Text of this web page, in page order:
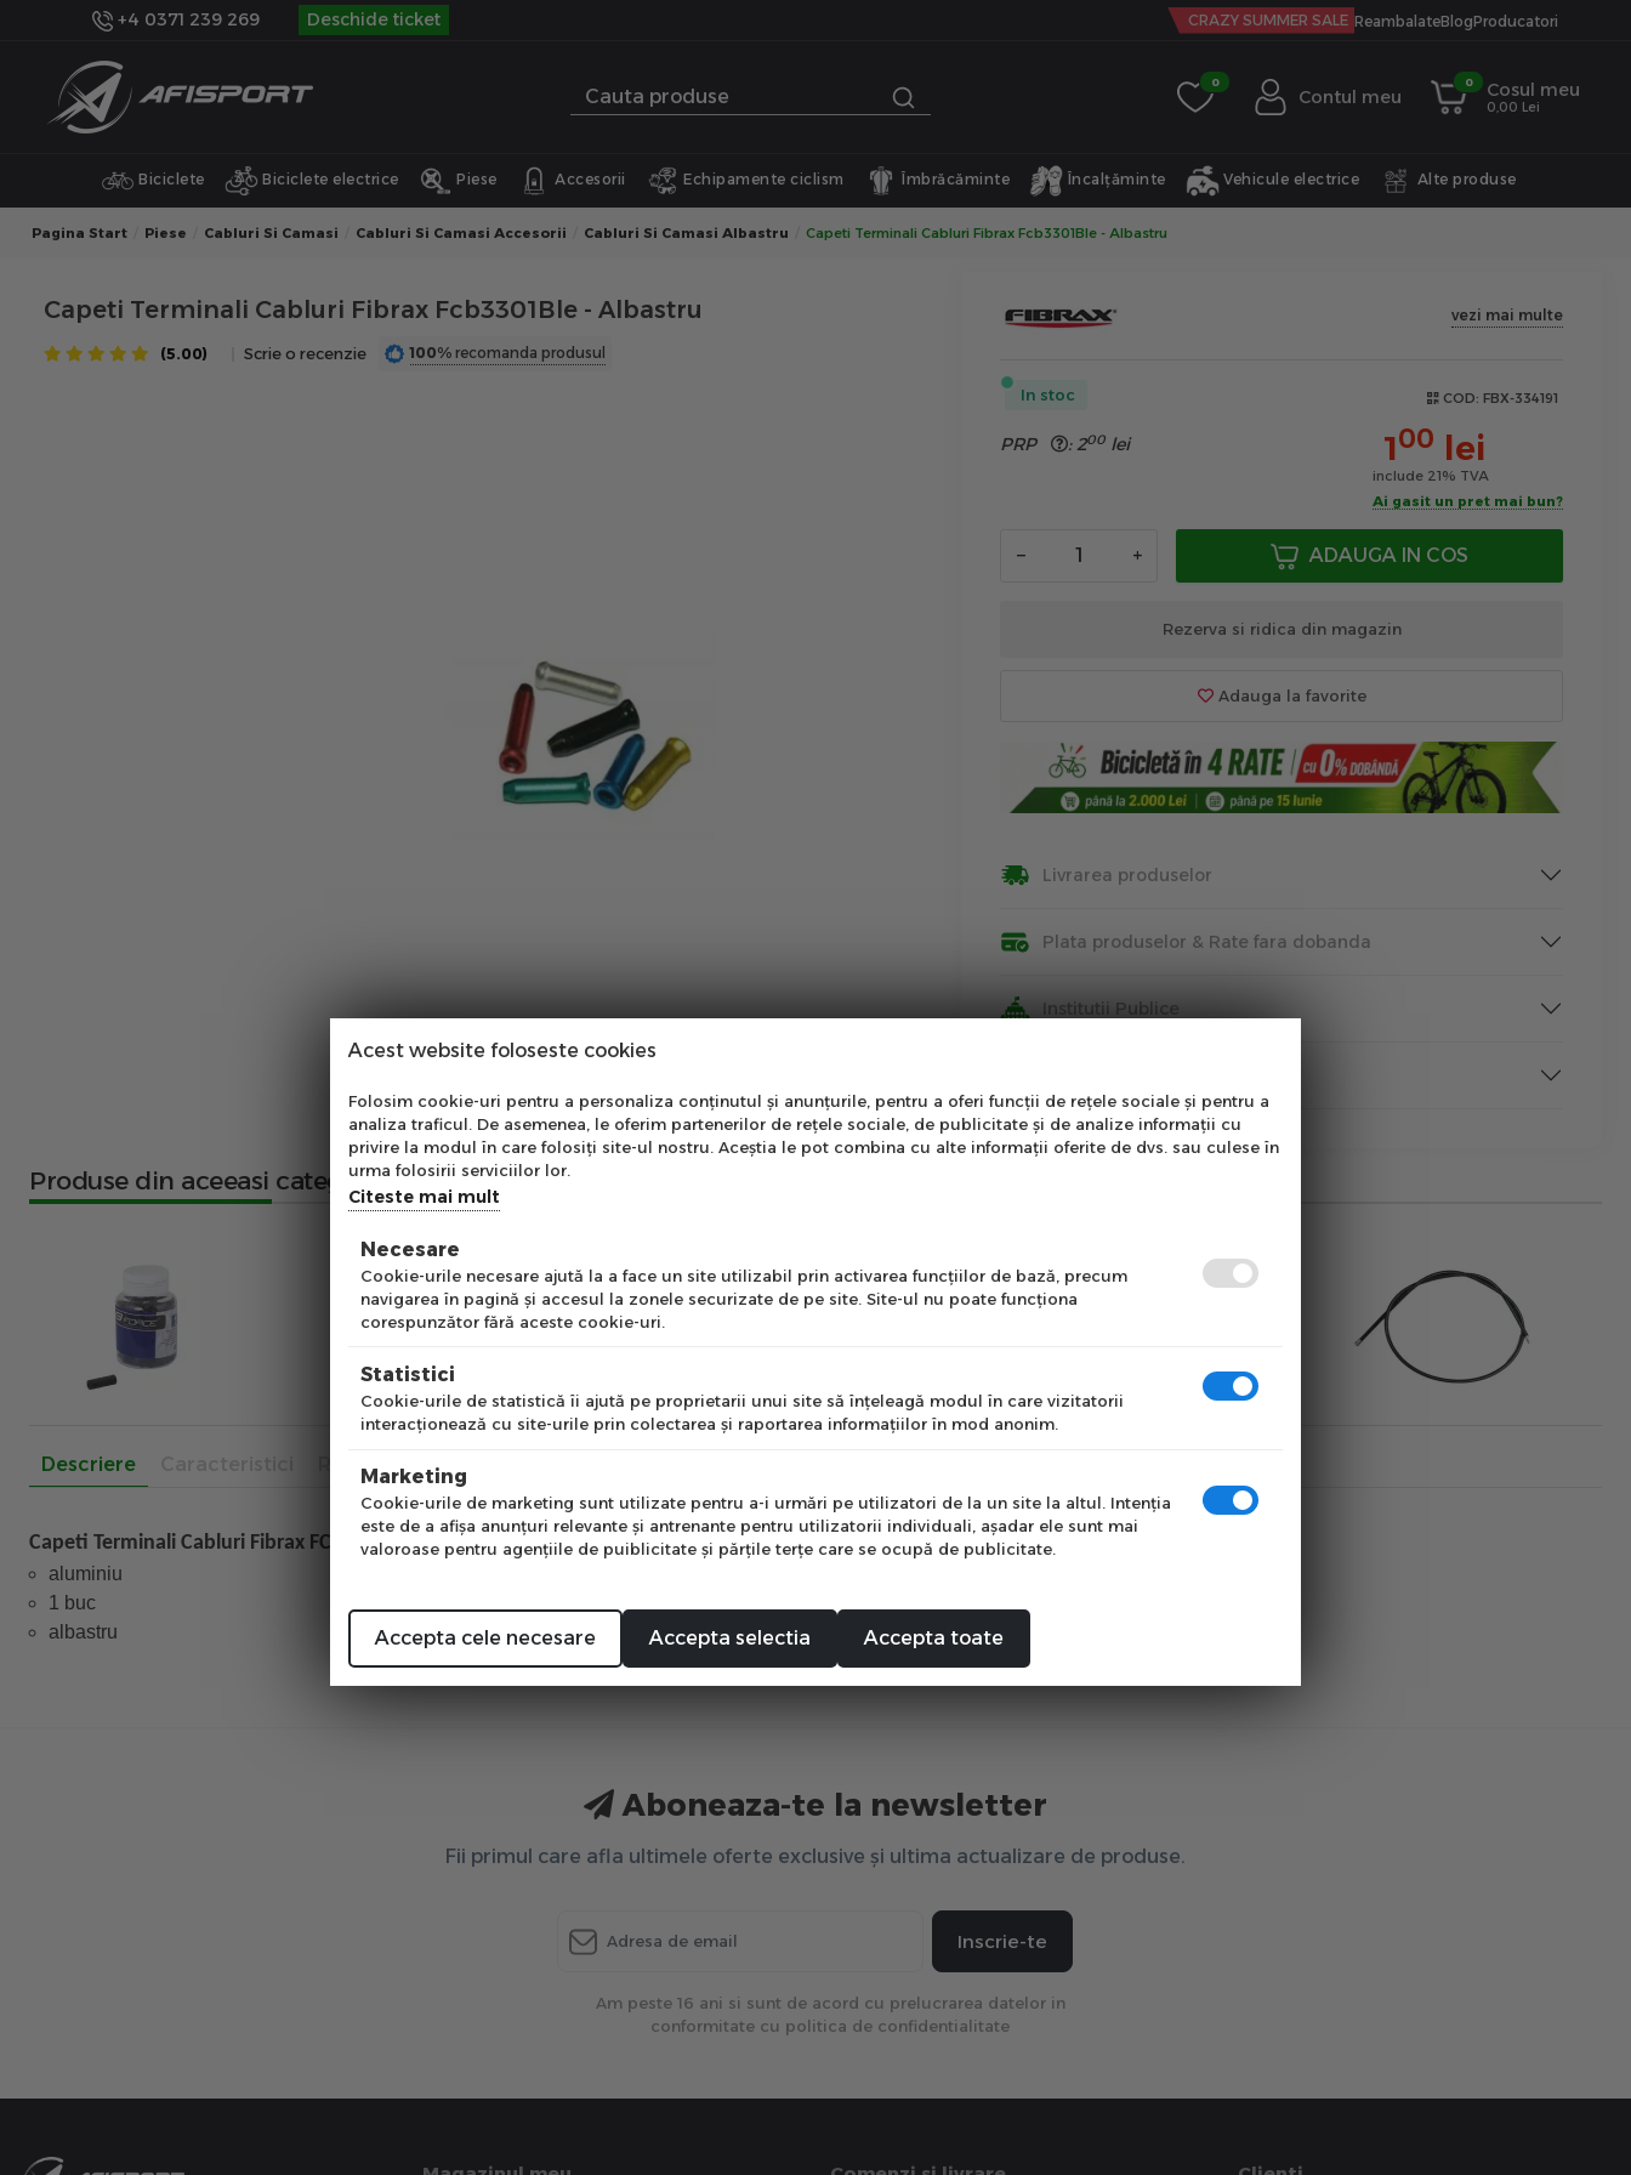
+4 0371 239 269 Deschide ticket CRAZY SUMMER SALE ReambalateBlogProducatori
0
Contul meu
0 Cosul meu
0,00 Lei
Biciclete Biciclete electrice Piese Accesorii Echipamente ciclism Îmbrăcăminte Încalțăminte Vehicule electrice Alte produse
Pagina Start Piese Cabluri Si Camasi Cabluri Si Camasi Accesorii Cabluri Si Camasi Albastru Capeti Terminali Cabluri Fibrax Fcb3301Ble - Albastru
Capeti Terminali Cabluri Fibrax Fcb3301Ble - Albastru
(5.00) Scrie o recenzie 100% recomanda produsul
vezi mai multe
In stoc COD: FBX-334191
PRP :200 lei 100 lei
include 21% TVA
Ai gasit un pret mai bun?
− + ADAUGA IN COS
Rezerva si ridica din magazin
Adauga la favorite
Livrarea produselor
Plata produselor & Rate fara dobanda
Institutii Publice
Produse din aceeasi categorie
Descriere Recenzii
Capeti Terminali Cabluri Fibrax FCB3301BLE
aluminiu
1 buc
albastru
Aboneaza-te la newsletter
Fii primul care afla ultimele oferte exclusive și ultima actualizare de produse.
Inscrie-te
Am peste 16 ani si sunt de acord cu prelucrarea datelor in
conformitate cu politica de confidentialitate
Acest website foloseste cookies
Folosim cookie-uri pentru a personaliza conținutul și anunțurile, pentru a oferi funcții de rețele sociale și pentru a
analiza traficul. De asemenea, le oferim partenerilor de rețele sociale, de publicitate și de analize informații cu
privire la modul în care folosiți site-ul nostru. Aceștia le pot combina cu alte informații oferite de dvs. sau culese în
urma folosirii serviciilor lor.
Citeste mai mult
Necesare
Cookie-urile necesare ajută la a face un site utilizabil prin activarea funcţiilor de bază, precum
navigarea în pagină şi accesul la zonele securizate de pe site. Site-ul nu poate funcţiona
corespunzător fără aceste cookie-uri.
Statistici
Cookie-urile de statistică îi ajută pe proprietarii unui site să înţeleagă modul în care vizitatorii
interacţionează cu site-urile prin colectarea şi raportarea informaţiilor în mod anonim.
Marketing
Cookie-urile de marketing sunt utilizate pentru a-i urmări pe utilizatori de la un site la altul. Intenţia
este de a afişa anunţuri relevante şi antrenante pentru utilizatorii individuali, aşadar ele sunt mai
valoroase pentru agenţiile de puiblicitate şi părţile terţe care se ocupă de publicitate.
Accepta cele necesare Accepta selectia Accepta toate
Abonare Newsletter
Abonează-te la newsletter
pentru a primi cele mai noi
Mă abonez